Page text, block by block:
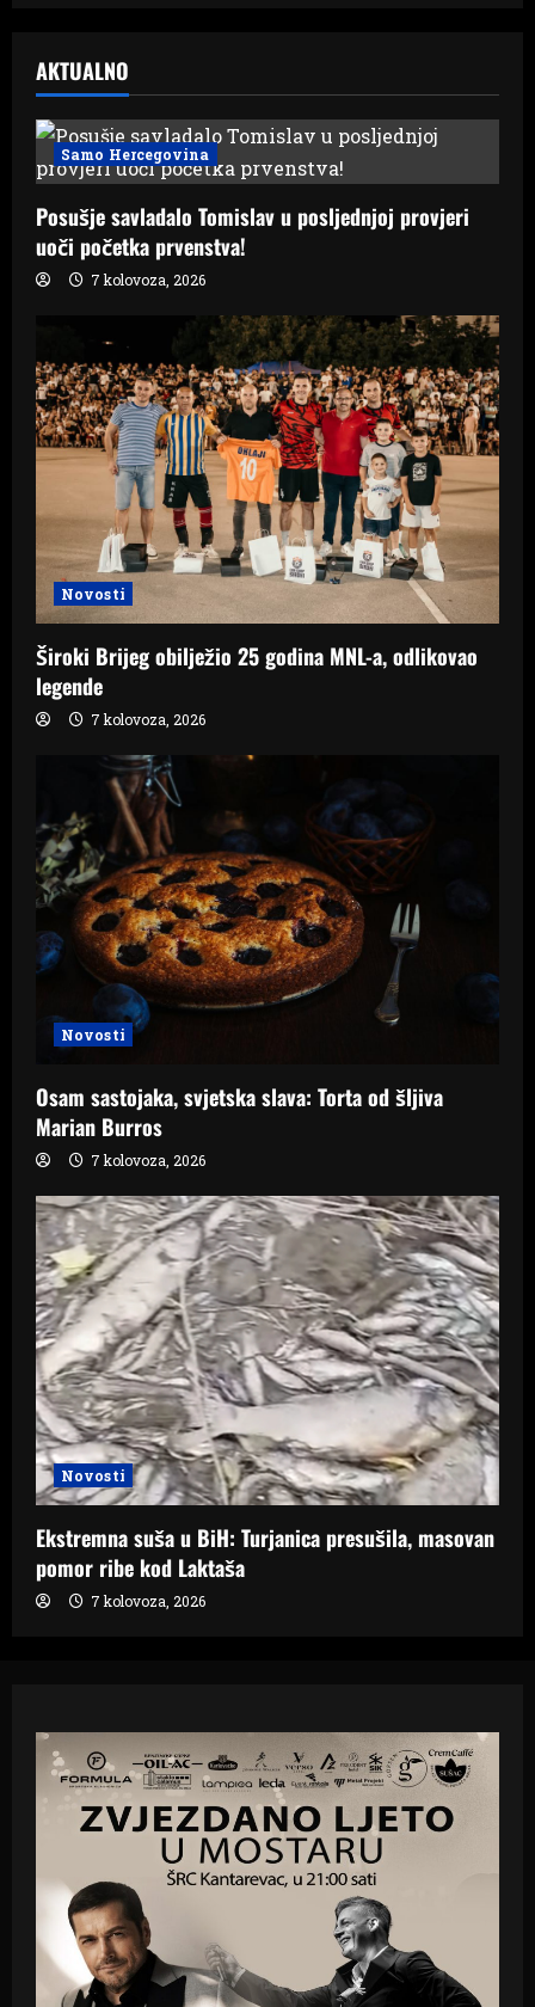
AKTUALNO
Samo Hercegovina
Posušje savladalo Tomislav u posljednjoj provjeri
uoči početka prvenstva!
7 kolovoza, 2026
Novosti
Široki Brijeg obilježio 25 godina MNL-a, odlikovao
legende
7 kolovoza, 2026
Novosti
Osam sastojaka, svjetska slava: Torta od šljiva
Marian Burros
7 kolovoza, 2026
Novosti
Ekstremna suša u BiH: Turjanica presušila, masovan
pomor ribe kod Laktaša
7 kolovoza, 2026